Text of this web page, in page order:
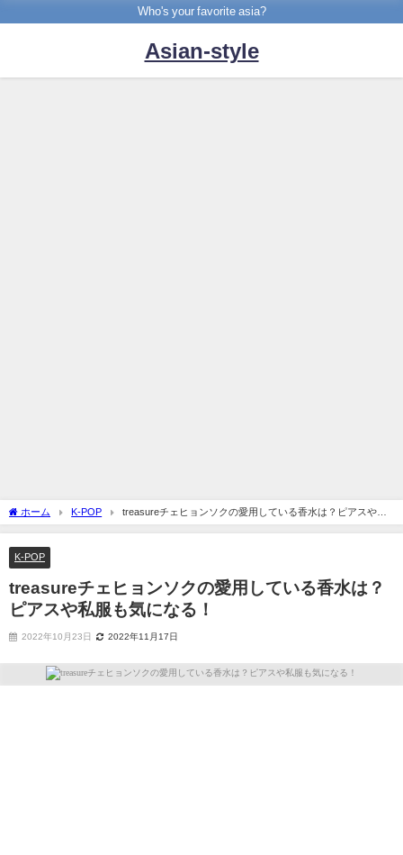
Who's your favorite asia?
Asian-style
ホーム K-POP
treasureチェヒョンソクの愛用している香水は？ピアスや私
服も気になる！
K-POP
treasureチェヒョンソクの愛用している香水は？
ピアスや私服も気になる！
2022年10月23日 2022年11月17日